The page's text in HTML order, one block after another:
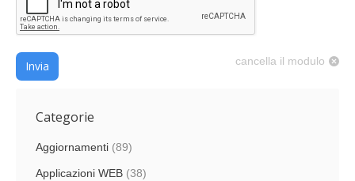
cancella il modulo
Invia
Categorie
Aggiornamenti (89)
Applicazioni WEB (38)